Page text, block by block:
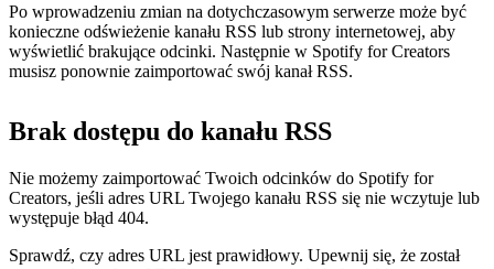
Po wprowadzeniu zmian na dotychczasowym serwerze może być
konieczne odświeżenie kanału RSS lub strony internetowej, aby
wyświetlić brakujące odcinki. Następnie w Spotify for Creators
musisz ponownie zaimportować swój kanał RSS.
Brak dostępu do kanału RSS
Nie możemy zaimportować Twoich odcinków do Spotify for
Creators, jeśli adres URL Twojego kanału RSS się nie wczytuje lub
występuje błąd 404.
Sprawdź, czy adres URL jest prawidłowy. Upewnij się, że został